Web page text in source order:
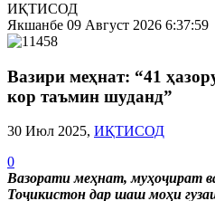
ИҚТИСОД
Якшанбе 09 Август 2026 6:37:59
Вазири меҳнат: “41
кор таъмин шуданд”
30 Июл 2025, ИҚТИСОД
0
Вазорати меҳнат, муҳоҷират
Тоҷикистон дар шаш моҳи